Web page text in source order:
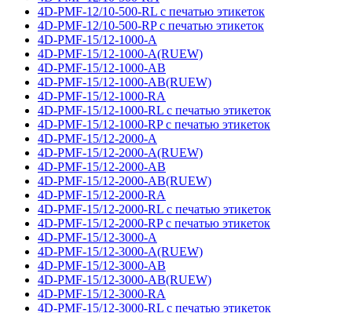
4D-PMF-12/10-500-RL с печатью этикеток
4D-PMF-12/10-500-RP с печатью этикеток
4D-PMF-15/12-1000-A
4D-PMF-15/12-1000-A(RUEW)
4D-PMF-15/12-1000-AB
4D-PMF-15/12-1000-AB(RUEW)
4D-PMF-15/12-1000-RA
4D-PMF-15/12-1000-RL с печатью этикеток
4D-PMF-15/12-1000-RP с печатью этикеток
4D-PMF-15/12-2000-A
4D-PMF-15/12-2000-A(RUEW)
4D-PMF-15/12-2000-AB
4D-PMF-15/12-2000-AB(RUEW)
4D-PMF-15/12-2000-RA
4D-PMF-15/12-2000-RL с печатью этикеток
4D-PMF-15/12-2000-RP с печатью этикеток
4D-PMF-15/12-3000-A
4D-PMF-15/12-3000-A(RUEW)
4D-PMF-15/12-3000-AB
4D-PMF-15/12-3000-AB(RUEW)
4D-PMF-15/12-3000-RA
4D-PMF-15/12-3000-RL с печатью этикеток